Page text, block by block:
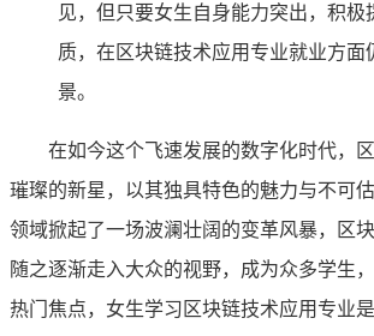
见，但只要女生自身能力突出，积极
质，在区块链技术应用专业就业方面
景。
在如今这个飞速发展的数字化时代，
璀璨的新星，以其独具特色的魅力与不可
领域掀起了一场波澜壮阔的变革风暴，区
随之逐渐走入大众的视野，成为众多学生
热门焦点，女生学习区块链技术应用专业